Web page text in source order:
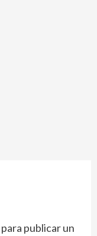
para publicar un